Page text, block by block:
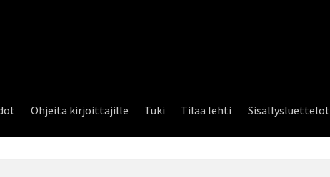
Ohjeita kirjoittajille Tuki Tilaa lehti Sisällysluettelot